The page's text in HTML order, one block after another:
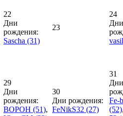
22
Дни
рождения:
Sascha (31)
23
24
Дни
vasil
29
Дни
рождения:
BOPOH (51),
30
Дни рождения:
FeNikS32 (27)
31
Дни
Fe-
(52)